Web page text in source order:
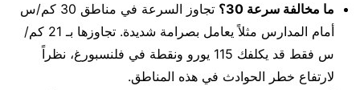
ما مخالفة سرعة 30؟
تجاوز السرعة في مناطق 30 كم/س
أمام المدارس مثلاً يعامل بصرامة شديدة. تجاوزها بـ 21 كم/
س فقط قد يكلفك 115 يورو ونقطة في فلنسبورغ، نظراً
لارتفاع خطر الحوادث في هذه المناطق.